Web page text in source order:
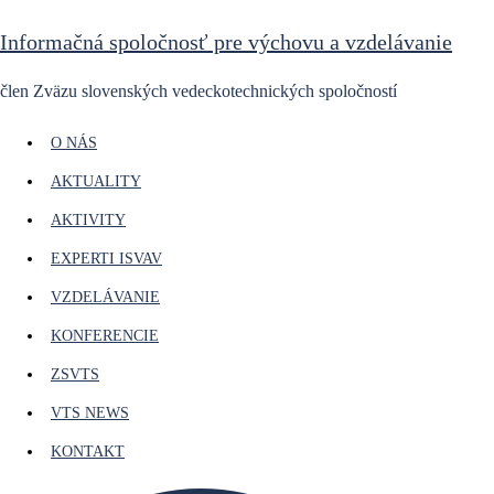
na
Informačná spoločnosť pre výchovu a vzdelávanie
člen Zväzu slovenských vedeckotechnických spoločností
O NÁS
AKTUALITY
AKTIVITY
EXPERTI ISVAV
VZDELÁVANIE
KONFERENCIE
ZSVTS
VTS NEWS
KONTAKT